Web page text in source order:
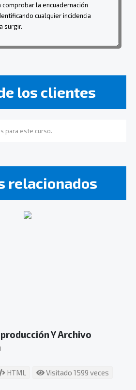
la encuadernación
cualquier incidencia
surgir.
los clientes
para este curso.
relacionados
Y Archivo
HTML Visitado 1599 veces